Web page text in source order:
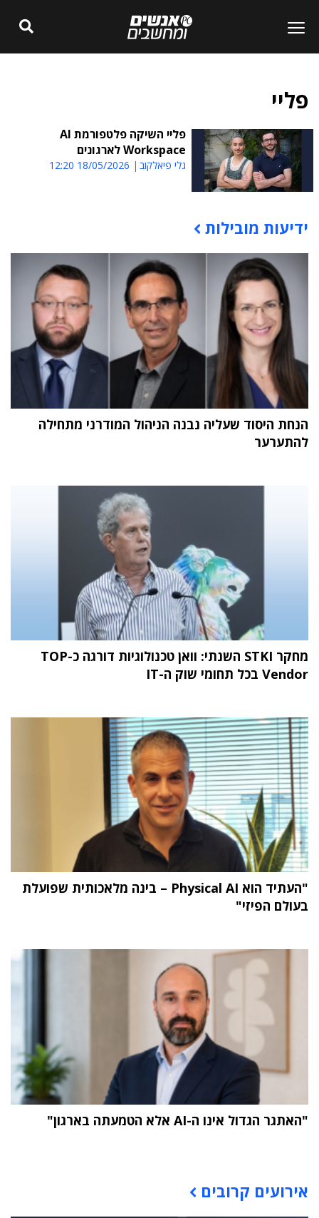
פליי
פליי השיקה פלטפורמת AI
Workspace לארגונים
גלי פיאלקוב 18/05/2026 12:20
תוכן פרסומי
ידיעות מובילות
הנחת היסוד שעליה נבנה הניהול המודרני מתחילה
להתערער
מחקר STKI השנתי: וואן טכנולוגיות דורגה כ-TOP
Vendor בכל תחומי שוק ה-IT
"העתיד הוא Physical AI – בינה מלאכותית שפועלת
בעולם הפיזי"
"האתגר הגדול אינו ה-AI אלא הטמעתה בארגון"
אירועים קרובים